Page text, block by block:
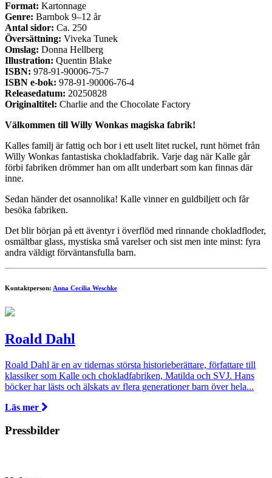
Format: Kartonnage
Genre: Barnbok 9–12 år
Antal sidor: Ca. 250
Översättning: Viveka Tunek
Omslag: Donna Hellberg
Illustration: Quentin Blake
ISBN: 978-91-90006-75-7
ISBN e-bok: 978-91-90006-76-4
Releasedatum: 20250828
Originaltitel: Charlie and the Chocolate Factory
Välkommen till Willy Wonkas magiska fabrik!
Kalles familj är fattig och bor i ett uselt litet ruckel, runt hörnet från
Willy Wonkas fantastiska chokladfabrik. Varje dag när Kalle går
förbi fabriken drömmer han om allt underbart som kan finnas där
inne.
Sedan händer det osannolika! Kalle vinner en guldbiljett och får
besöka fabriken.
Det blir början på ett äventyr i överflöd med rinnande chokladfloder,
osmältbar glass, mystiska små varelser och sist men inte minst: fyra
andra väldigt förväntansfulla barn.
Kontaktperson: Anna Cecilia Weschke
Roald Dahl
Roald Dahl är en av tidernas största historieberättare, författare till
klassiker som Kalle och chokladfabriken, Matilda och SVJ. Hans
böcker har lästs och älskats av flera generationer barn över hela...
Läs mer
Pressbilder